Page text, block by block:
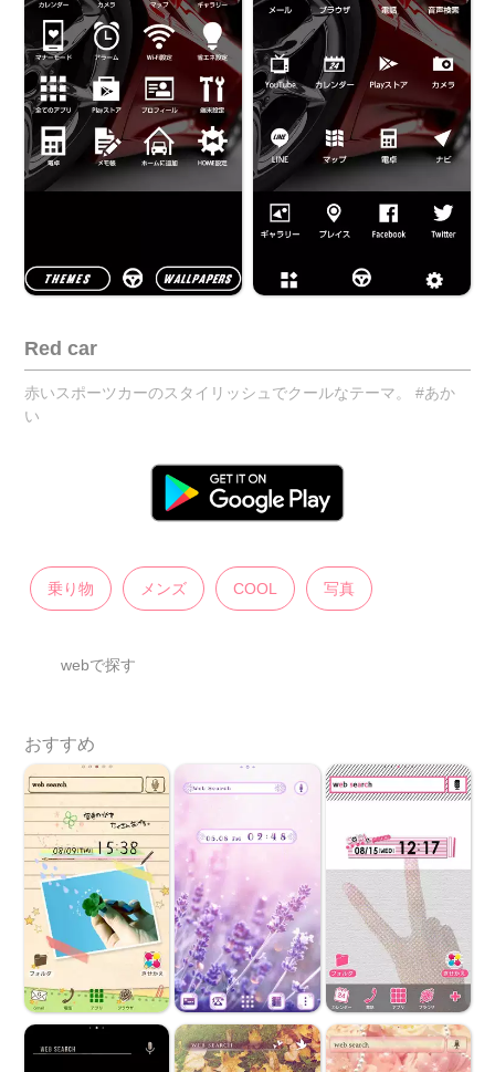
Red car
赤いスポーツカーのスタイリッシュでクールなテーマ。 #あか
い
乗り物 メンズ COOL 写真
webで探す
おすすめ